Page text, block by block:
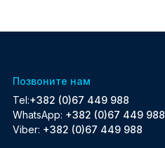
Позвоните нам
Tel:+382 (0)67 449 988
WhatsApp: +382 (0)67 449 988
Viber: +382 (0)67 449 988